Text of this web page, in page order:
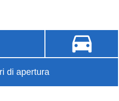
di apertura